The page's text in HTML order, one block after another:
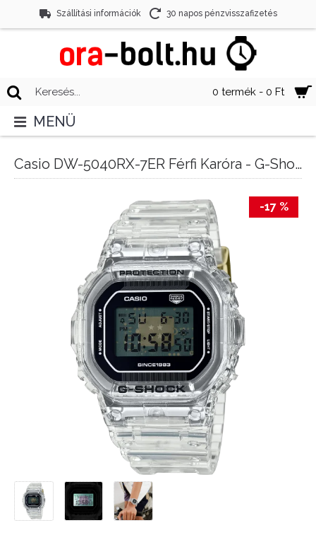
Szállítási információk 30 napos pénzvisszafizetés
0 termék - 0 Ft
MENÜ
Casio DW-5040RX-7ER Férfi Karóra - G-Shock 40th Anniversary CLEAR REMIX
-17 %